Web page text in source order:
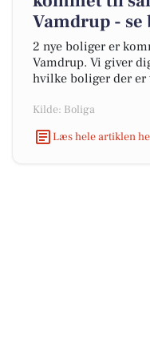
Vamdrup -
2 nye boliger er
Vamdrup. Vi giver
hvilke boliger der er
Kilde: Boliga
Læs hele artiklen